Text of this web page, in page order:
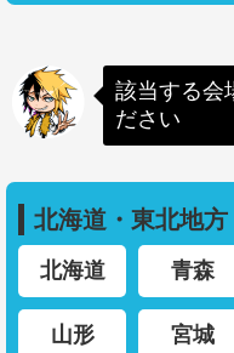
該当する会
ださい
北海道・東北地方
北海道 青森
山形 宮城